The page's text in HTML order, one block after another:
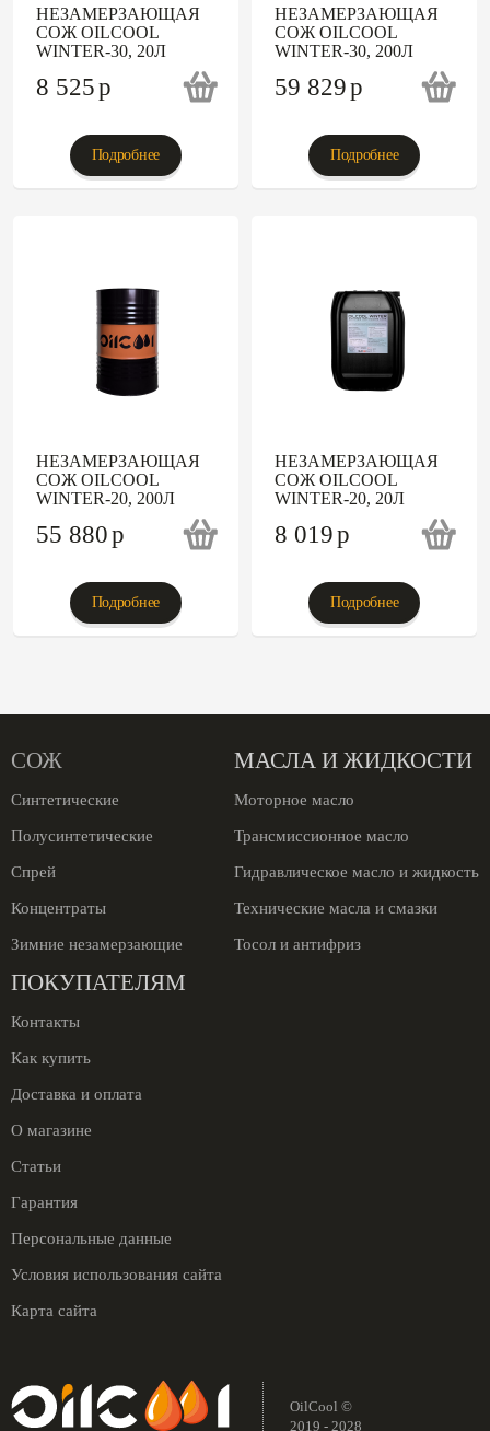
НЕЗАМЕРЗАЮЩАЯ
СОЖ OILCOOL
WINTER-30, 20Л
8 525p
Подробнее
НЕЗАМЕРЗАЮЩАЯ
СОЖ OILCOOL
WINTER-30, 200Л
59 829p
Подробнее
НЕЗАМЕРЗАЮЩАЯ
СОЖ OILCOOL
WINTER-20, 200Л
55 880p
Подробнее
НЕЗАМЕРЗАЮЩАЯ
СОЖ OILCOOL
WINTER-20, 20Л
8 019p
Подробнее
СОЖ
Синтетические
Полусинтетические
Спрей
Концентраты
Зимние незамерзающие
МАСЛА И ЖИДКОСТИ
Моторное масло
Трансмиссионное масло
Гидравлическое масло и жидкость
Технические масла и смазки
Тосол и антифриз
ПОКУПАТЕЛЯМ
Контакты
Как купить
Доставка и оплата
О магазине
Статьи
Гарантия
Персональные данные
Условия использования сайта
Карта сайта
OilCool ©
2019 - 2028